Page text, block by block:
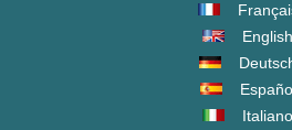
English
Italiano